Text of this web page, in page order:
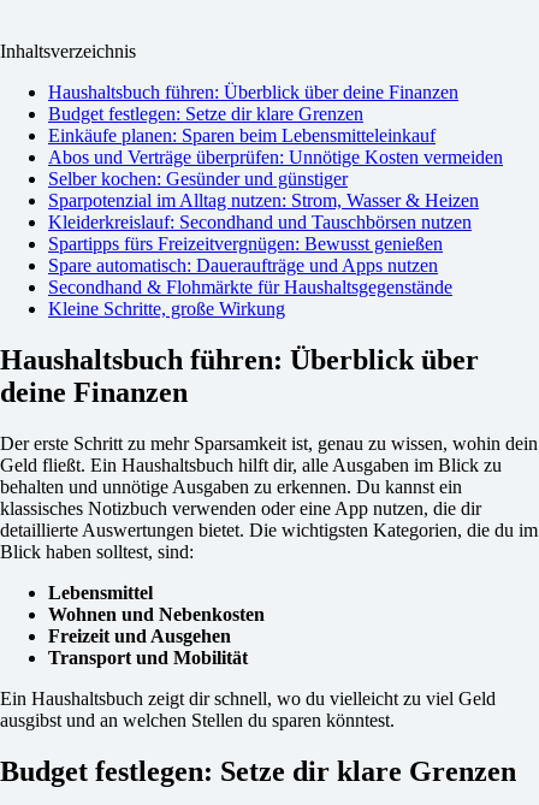
Inhaltsverzeichnis
Haushaltsbuch führen: Überblick über deine Finanzen
Budget festlegen: Setze dir klare Grenzen
Einkäufe planen: Sparen beim Lebensmitteleinkauf
Abos und Verträge überprüfen: Unnötige Kosten vermeiden
Selber kochen: Gesünder und günstiger
Sparpotenzial im Alltag nutzen: Strom, Wasser & Heizen
Kleiderkreislauf: Secondhand und Tauschbörsen nutzen
Spartipps fürs Freizeitvergnügen: Bewusst genießen
Spare automatisch: Daueraufträge und Apps nutzen
Secondhand & Flohmärkte für Haushaltsgegenstände
Kleine Schritte, große Wirkung
Haushaltsbuch führen: Überblick über
deine Finanzen
Der erste Schritt zu mehr Sparsamkeit ist, genau zu wissen, wohin dein
Geld fließt. Ein Haushaltsbuch hilft dir, alle Ausgaben im Blick zu
behalten und unnötige Ausgaben zu erkennen. Du kannst ein
klassisches Notizbuch verwenden oder eine App nutzen, die dir
detaillierte Auswertungen bietet. Die wichtigsten Kategorien, die du im
Blick haben solltest, sind:
Lebensmittel
Wohnen und Nebenkosten
Freizeit und Ausgehen
Transport und Mobilität
Ein Haushaltsbuch zeigt dir schnell, wo du vielleicht zu viel Geld
ausgibst und an welchen Stellen du sparen könntest.
Budget festlegen: Setze dir klare Grenzen